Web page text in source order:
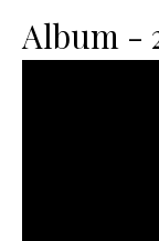
Album -